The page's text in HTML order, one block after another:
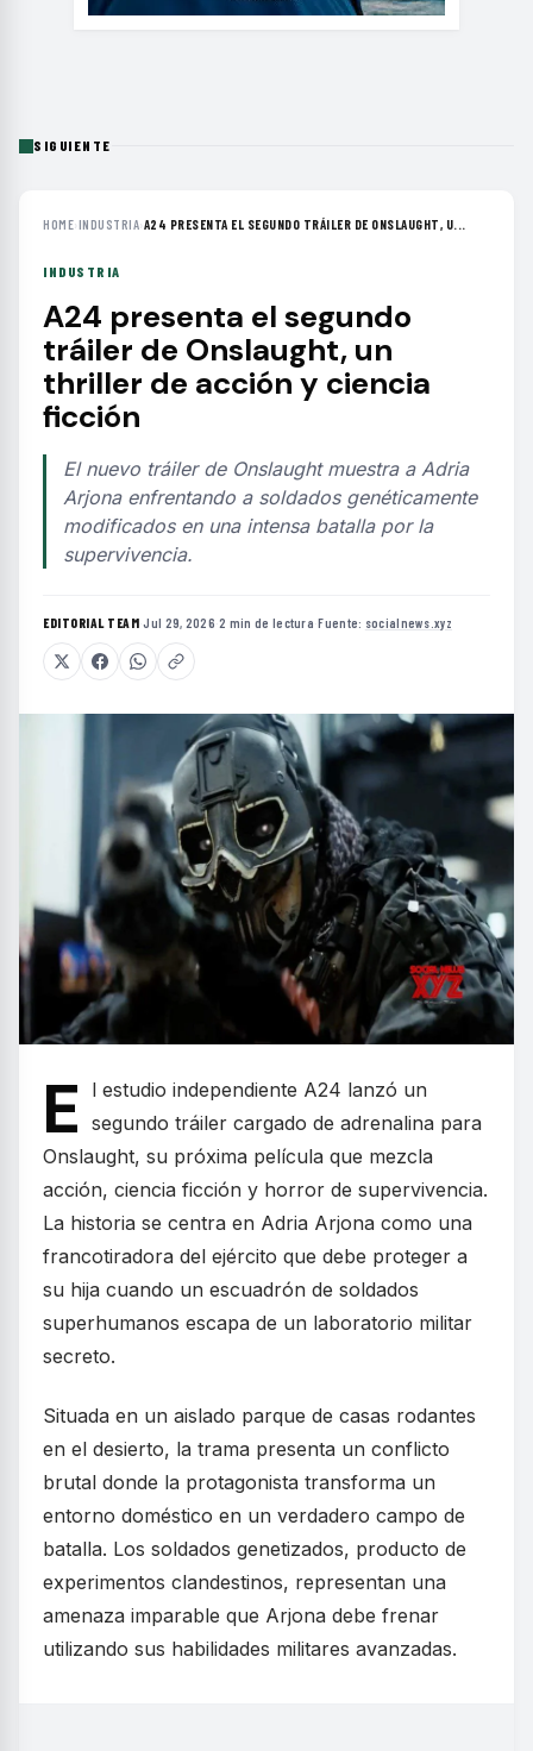
SIGUIENTE
HOME›INDUSTRIA›A24 PRESENTA EL SEGUNDO TRÁILER DE ONSLAUGHT, U...
INDUSTRIA
A24 presenta el segundo
tráiler de Onslaught, un
thriller de acción y ciencia
ficción
El nuevo tráiler de Onslaught muestra a Adria
Arjona enfrentando a soldados genéticamente
modificados en una intensa batalla por la
supervivencia.
EDITORIAL TEAM·Jul 29, 2026·2 min de lectura·Fuente: socialnews.xyz
E
l estudio independiente A24 lanzó un
segundo tráiler cargado de adrenalina para
Onslaught, su próxima película que mezcla
acción, ciencia ficción y horror de supervivencia.
La historia se centra en Adria Arjona como una
francotiradora del ejército que debe proteger a
su hija cuando un escuadrón de soldados
superhumanos escapa de un laboratorio militar
secreto.
Situada en un aislado parque de casas rodantes
en el desierto, la trama presenta un conflicto
brutal donde la protagonista transforma un
entorno doméstico en un verdadero campo de
batalla. Los soldados genetizados, producto de
experimentos clandestinos, representan una
amenaza imparable que Arjona debe frenar
utilizando sus habilidades militares avanzadas.